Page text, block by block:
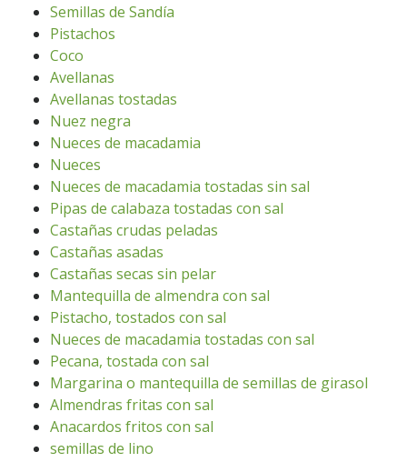
Semillas de Sandía
Pistachos
Coco
Avellanas
Avellanas tostadas
Nuez negra
Nueces de macadamia
Nueces
Nueces de macadamia tostadas sin sal
Pipas de calabaza tostadas con sal
Castañas crudas peladas
Castañas asadas
Castañas secas sin pelar
Mantequilla de almendra con sal
Pistacho, tostados con sal
Nueces de macadamia tostadas con sal
Pecana, tostada con sal
Margarina o mantequilla de semillas de girasol
Almendras fritas con sal
Anacardos fritos con sal
semillas de lino